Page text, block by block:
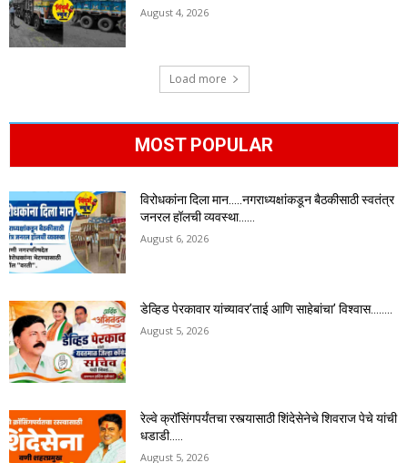
August 4, 2026
Load more
MOST POPULAR
विरोधकांना दिला मान…..नगराध्यक्षांकडून बैठकीसाठी स्वतंत्र
जनरल हॉलची व्यवस्था……
August 6, 2026
डेव्हिड पेरकावार यांच्यावर’ताई आणि साहेबांचा’ विश्वास……..
August 5, 2026
रेल्वे क्रॉसिंगपर्यंतचा रस्त्यासाठी शिंदेसेनेचे शिवराज पेचे यांची
धडाडी…..
August 5, 2026